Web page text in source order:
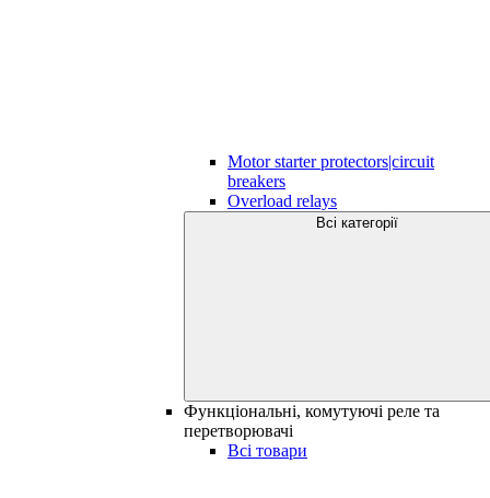
Motor starter protectors|circuit
breakers
Overload relays
Всі категорії
Функціональні, комутуючі реле та
перетворювачі
Всі товари